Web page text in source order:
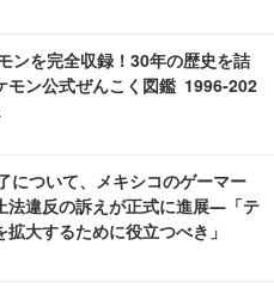
ンを完全収録！30年の歴史を詰
モン公式ぜんこく図鑑 1996-202
について、メキシコのゲーマー
法違反の訴えが正式に進展―「テ
大するために役立つべき」